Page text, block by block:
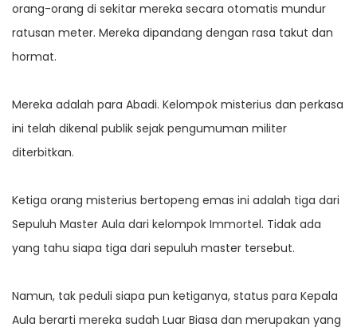
orang-orang di sekitar mereka secara otomatis mundur
ratusan meter. Mereka dipandang dengan rasa takut dan
hormat.
Mereka adalah para Abadi. Kelompok misterius dan perkasa
ini telah dikenal publik sejak pengumuman militer
diterbitkan.
Ketiga orang misterius bertopeng emas ini adalah tiga dari
Sepuluh Master Aula dari kelompok Immortel. Tidak ada
yang tahu siapa tiga dari sepuluh master tersebut.
Namun, tak peduli siapa pun ketiganya, status para Kepala
Aula berarti mereka sudah Luar Biasa dan merupakan yang